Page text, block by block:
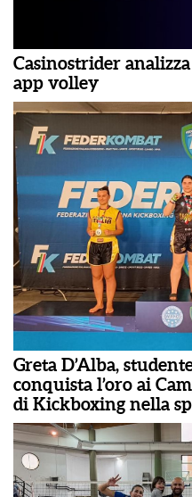
Casinostrider
app volley
Greta D’Alba,
conquista l’oro ai
di Kickboxing nella